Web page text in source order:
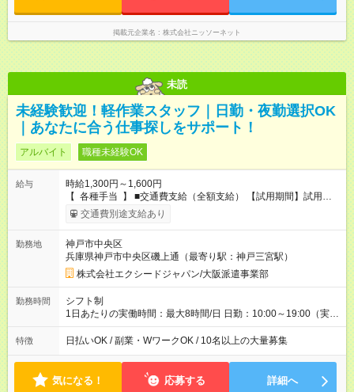
掲載元企業名 株式会社ニッソーネット
未読
未経験歓迎！軽作業スタッフ｜日勤・夜勤選択OK
｜あなたに合う仕事探しをサポート！
アルバイト 職種未経験OK
給与
時給1,300円～1,600円
【 各種手当 】 ■交通費支給（全額支給） 【試用期間】試用期
間なし交通費別途支給あり
勤務地
神戸市中央区
兵庫県神戸市中央区磯上通（最寄り駅：神戸三宮駅）
株式会社エクシードジャパン/大阪派遣事業部
勤務時間
シフト制
1日あたりの実働時間：最大8時間/日 日勤：10:00～19:00（実働
8時間・休憩1時間） 夜勤：21:00～6:00 または 22:00～
7:00（実働8時間・休憩1時間） 週3日勤務から可 時短勤務可 平
特徴 日払いOK / 副業・WワークOK / 10名以上の大量募集
気になる！ 応募する 詳細へ